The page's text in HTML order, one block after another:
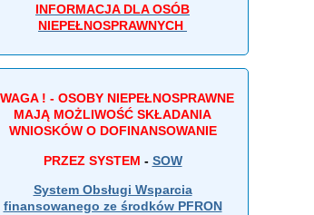
INFORMACJA DLA OSÓB
NIEPEŁNOSPRAWNYCH
! - OSOBY NIEPEŁNOSPRAWNE
MAJĄ MOŻLIWOŚĆ SKŁADANIA
WNIOSKÓW O DOFINANSOWANIE
PRZEZ SYSTEM - SOW
System Obsługi Wsparcia
finansowanego ze środków PFRON